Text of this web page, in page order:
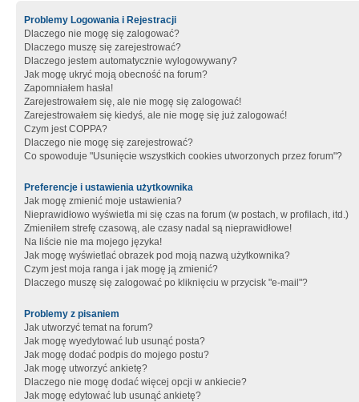
Problemy Logowania i Rejestracji
Dlaczego nie mogę się zalogować?
Dlaczego muszę się zarejestrować?
Dlaczego jestem automatycznie wylogowywany?
Jak mogę ukryć moją obecność na forum?
Zapomniałem hasła!
Zarejestrowałem się, ale nie mogę się zalogować!
Zarejestrowałem się kiedyś, ale nie mogę się już zalogować!
Czym jest COPPA?
Dlaczego nie mogę się zarejestrować?
Co spowoduje "Usunięcie wszystkich cookies utworzonych przez forum"?
Preferencje i ustawienia użytkownika
Jak mogę zmienić moje ustawienia?
Nieprawidłowo wyświetla mi się czas na forum (w postach, w profilach, itd.)
Zmieniłem strefę czasową, ale czasy nadal są nieprawidłowe!
Na liście nie ma mojego języka!
Jak mogę wyświetlać obrazek pod moją nazwą użytkownika?
Czym jest moja ranga i jak mogę ją zmienić?
Dlaczego muszę się zalogować po kliknięciu w przycisk "e-mail"?
Problemy z pisaniem
Jak utworzyć temat na forum?
Jak mogę wyedytować lub usunąć posta?
Jak mogę dodać podpis do mojego postu?
Jak mogę utworzyć ankietę?
Dlaczego nie mogę dodać więcej opcji w ankiecie?
Jak mogę edytować lub usunąć ankietę?